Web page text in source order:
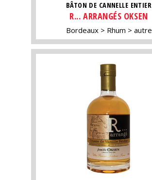
BÂTON DE CANNELLE ENTIER
R... ARRANGÉS OKSEN
Bordeaux Rhum autre